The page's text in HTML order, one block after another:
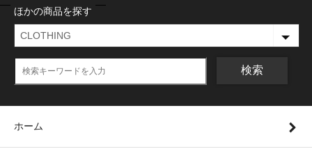
ほかの商品を探す
検索
ホーム